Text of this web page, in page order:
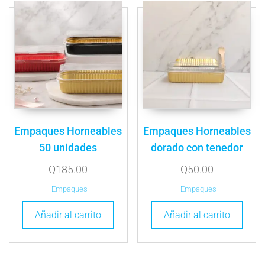
Empaques Horneables
50 unidades
Q185.00
Empaques
Añadir al carrito
Empaques Horneables
dorado con tenedor
Q50.00
Empaques
Añadir al carrito